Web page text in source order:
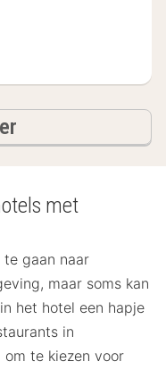
hotels
met
gaan naar
maar soms kan
het hotel een hapje
in
te kiezen voor